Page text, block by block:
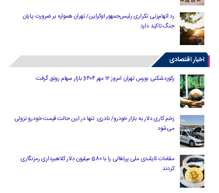
رد اتهام‌زنی تکراری رئیس‌جمهور اوکراین/ تهران همواره بر ضرورت پایان
جنگ تاکید دارد
اخبار اقتصادی
رکوردشکنی بورس تهران امروز ۱۲ مهر ۱۴۰۴| بازار سهام رونق گرفت
زخم کاری دلار به بازار خودرو/ نادری: تنها در این حالت قیمت خودرو نزولی
می‌شود
مقامات تایلندی ملی پرتغالی را با 580 میلیون دلار کلاهبرداری رمزنگاری
کردند